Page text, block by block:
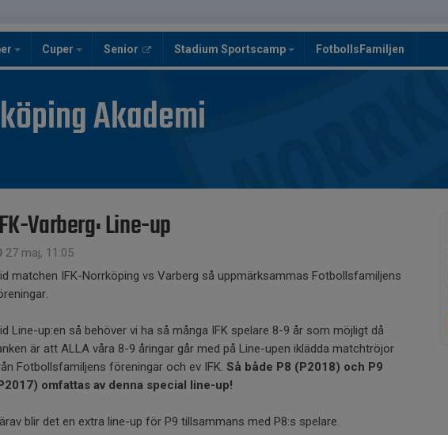
Cuper Senior Stadium Sportscamp FotbollsFamiljen
Akademi
Varberg: Line-up
27 maj, 11:05
matchen IFK-Norrköping vs Varberg så uppmärksammas Fotbollsfamiljens
Line-up:en så behöver vi ha så många IFK spelare 8-9 år som möjligt då
är att ALLA våra 8-9 åringar går med på Line-upen iklädda matchtröjor
Fotbollsfamiljens föreningar och ev IFK. Så både P8 (P2018) och P9
omfattas av denna special line-up!
blir det en extra line-up för P9 tillsammans med P8:s spelare.